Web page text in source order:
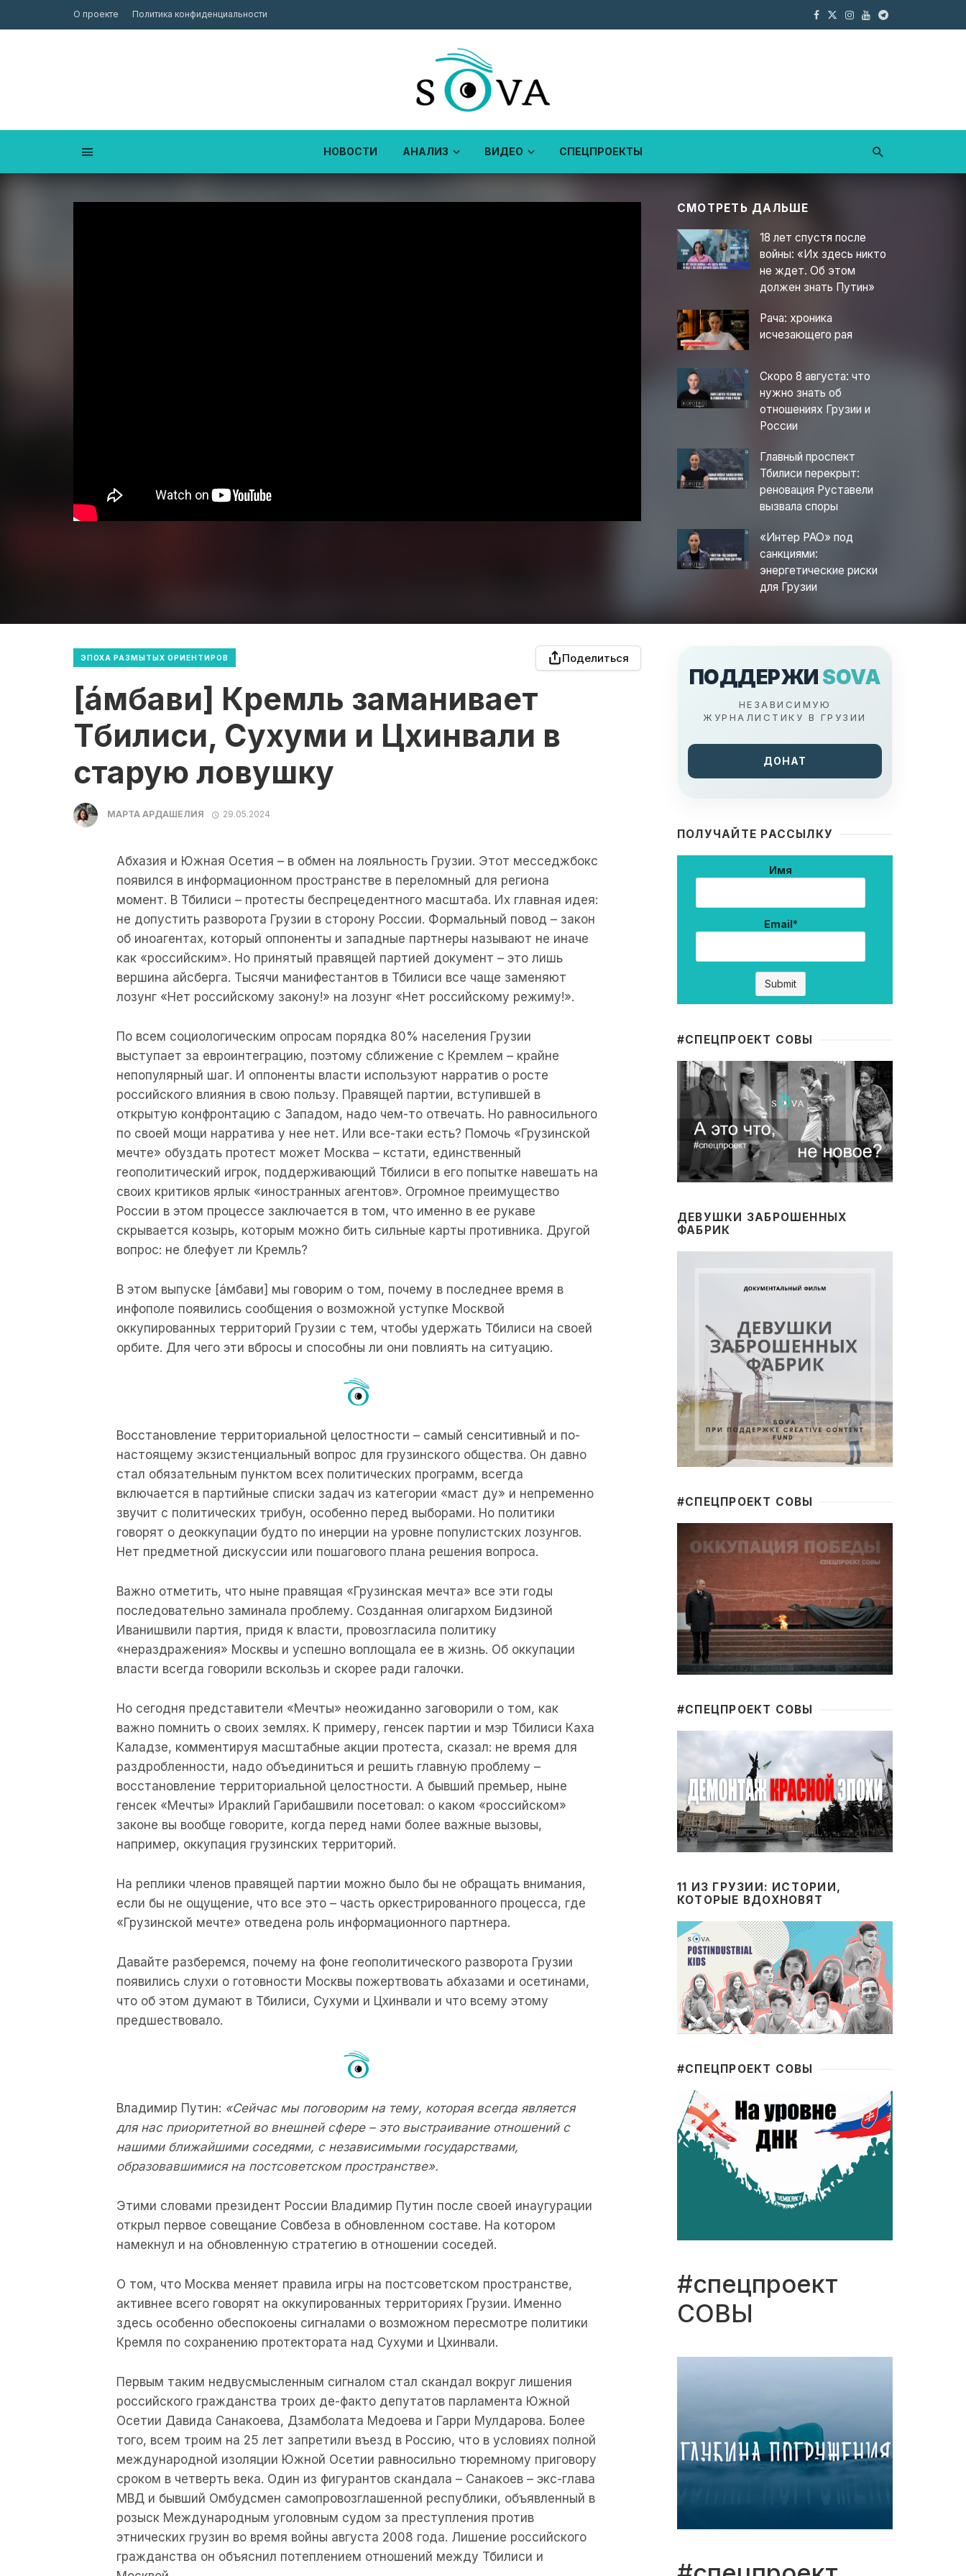
О проекте Политика конфиденциальности
НОВОСТИ АНАЛИЗ ВИДЕО СПЕЦПРОЕКТЫ
СМОТРЕТЬ ДАЛЬШЕ
18 лет спустя после
войны: «Их здесь никто
не ждет. Об этом
должен знать Путин»
Рача: хроника
исчезающего рая
Скоро 8 августа: что
нужно знать об
отношениях Грузии и
России
Главный проспект
Тбилиси перекрыт:
реновация Руставели
вызвала споры
«Интер РАО» под
санкциями:
энергетические риски
для Грузии
ЭПОХА РАЗМЫТЫХ ОРИЕНТИРОВ Поделиться
[áмбави] Кремль заманивает
Тбилиси, Сухуми и Цхинвали в
старую ловушку
МАРТА АРДАШЕЛИЯ 29.05.2024
Абхазия и Южная Осетия – в обмен на лояльность Грузии. Этот месседжбокс
появился в информационном пространстве в переломный для региона
момент. В Тбилиси – протесты беспрецедентного масштаба. Их главная идея:
не допустить разворота Грузии в сторону России. Формальный повод – закон
об иноагентах, который оппоненты и западные партнеры называют не иначе
как «российским». Но принятый правящей партией документ – это лишь
вершина айсберга. Тысячи манифестантов в Тбилиси все чаще заменяют
лозунг «Нет российскому закону!» на лозунг «Нет российскому режиму!».
По всем социологическим опросам порядка 80% населения Грузии
выступает за евроинтеграцию, поэтому сближение с Кремлем – крайне
непопулярный шаг. И оппоненты власти используют нарратив о росте
российского влияния в свою пользу. Правящей партии, вступившей в
открытую конфронтацию с Западом, надо чем-то отвечать. Но равносильного
по своей мощи нарратива у нее нет. Или все-таки есть? Помочь «Грузинской
мечте» обуздать протест может Москва – кстати, единственный
геополитический игрок, поддерживающий Тбилиси в его попытке навешать на
своих критиков ярлык «иностранных агентов». Огромное преимущество
России в этом процессе заключается в том, что именно в ее рукаве
скрывается козырь, которым можно бить сильные карты противника. Другой
вопрос: не блефует ли Кремль?
В этом выпуске [áмбави] мы говорим о том, почему в последнее время в
инфополе появились сообщения о возможной уступке Москвой
оккупированных территорий Грузии с тем, чтобы удержать Тбилиси на своей
орбите. Для чего эти вбросы и способны ли они повлиять на ситуацию.
Восстановление территориальной целостности – самый сенситивный и по-
настоящему экзистенциальный вопрос для грузинского общества. Он давно
стал обязательным пунктом всех политических программ, всегда
включается в партийные списки задач из категории «маст ду» и непременно
звучит с политических трибун, особенно перед выборами. Но политики
говорят о деоккупации будто по инерции на уровне популистских лозунгов.
Нет предметной дискуссии или пошагового плана решения вопроса.
Важно отметить, что ныне правящая «Грузинская мечта» все эти годы
последовательно заминала проблему. Созданная олигархом Бидзиной
Иванишвили партия, придя к власти, провозгласила политику
«нераздражения» Москвы и успешно воплощала ее в жизнь. Об оккупации
власти всегда говорили вскользь и скорее ради галочки.
Но сегодня представители «Мечты» неожиданно заговорили о том, как
важно помнить о своих землях. К примеру, генсек партии и мэр Тбилиси Каха
Каладзе, комментируя масштабные акции протеста, сказал: не время для
раздробленности, надо объединиться и решить главную проблему –
восстановление территориальной целостности. А бывший премьер, ныне
генсек «Мечты» Ираклий Гарибашвили посетовал: о каком «российском»
законе вы вообще говорите, когда перед нами более важные вызовы,
например, оккупация грузинских территорий.
На реплики членов правящей партии можно было бы не обращать внимания,
если бы не ощущение, что все это – часть оркестрированного процесса, где
«Грузинской мечте» отведена роль информационного партнера.
Давайте разберемся, почему на фоне геополитического разворота Грузии
появились слухи о готовности Москвы пожертвовать абхазами и осетинами,
что об этом думают в Тбилиси, Сухуми и Цхинвали и что всему этому
предшествовало.
Владимир Путин: «Сейчас мы поговорим на тему, которая всегда является
для нас приоритетной во внешней сфере – это выстраивание отношений с
нашими ближайшими соседями, с независимыми государствами,
образовавшимися на постсоветском пространстве».
Этими словами президент России Владимир Путин после своей инаугурации
открыл первое совещание Совбеза в обновленном составе. На котором
намекнул и на обновленную стратегию в отношении соседей.
О том, что Москва меняет правила игры на постсоветском пространстве,
активнее всего говорят на оккупированных территориях Грузии. Именно
здесь особенно обеспокоены сигналами о возможном пересмотре политики
Кремля по сохранению протектората над Сухуми и Цхинвали.
Первым таким недвусмысленным сигналом стал скандал вокруг лишения
российского гражданства троих де-факто депутатов парламента Южной
Осетии Давида Санакоева, Дзамболата Медоева и Гарри Мулдарова. Более
того, всем троим на 25 лет запретили въезд в Россию, что в условиях полной
международной изоляции Южной Осетии равносильно тюремному приговору
сроком в четверть века. Один из фигурантов скандала – Санакоев – экс-глава
МВД и бывший Омбудсмен самопровозглашенной республики, объявленный в
розыск Международным уголовным судом за преступления против
этнических грузин во время войны августа 2008 года. Лишение российского
гражданства он объяснил потеплением отношений между Тбилиси и
ПОДДЕРЖИ SOVA
НЕЗАВИСИМУЮ
ЖУРНАЛИСТИКУ В ГРУЗИИ
ДОНАТ
ПОЛУЧАЙТЕ РАССЫЛКУ
Имя
Email*
#CПЕЦПРОЕКТ СОВЫ
ДЕВУШКИ ЗАБРОШЕННЫХ
ФАБРИК
#CПЕЦПРОЕКТ СОВЫ
#CПЕЦПРОЕКТ СОВЫ
11 ИЗ ГРУЗИИ: ИСТОРИИ,
КОТОРЫЕ ВДОХНОВЯТ
#CПЕЦПРОЕКТ СОВЫ
#спецпроект
СОВЫ